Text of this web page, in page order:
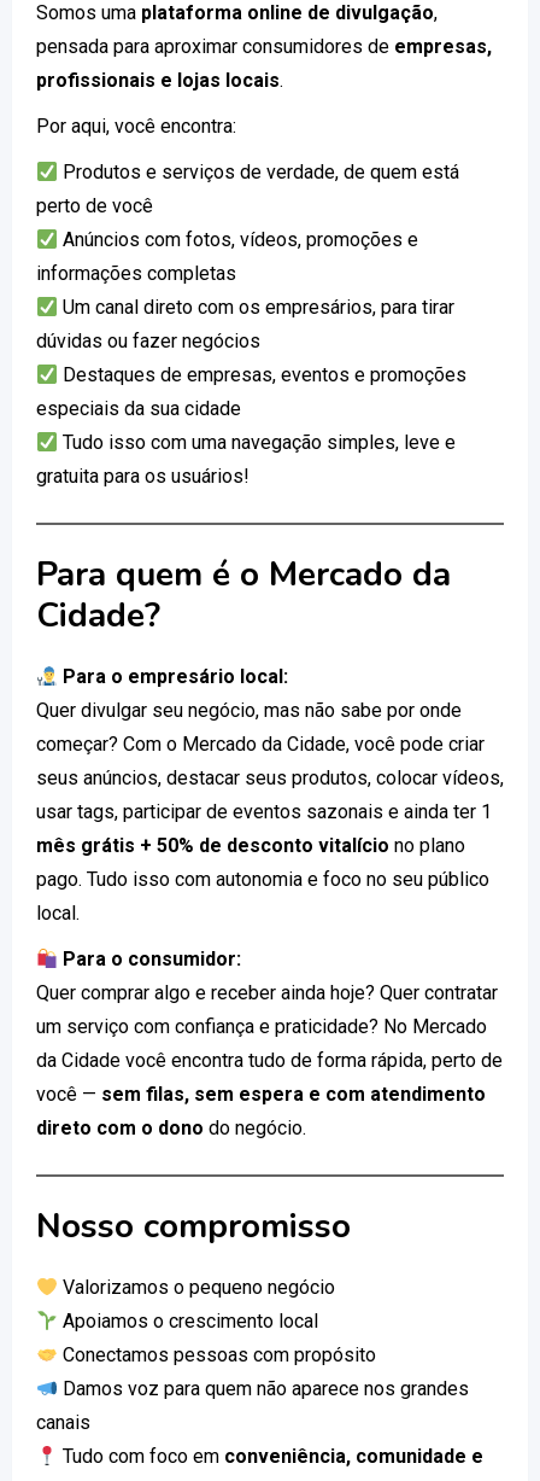
Somos uma plataforma online de divulgação,
pensada para aproximar consumidores de empresas,
profissionais e lojas locais.
Por aqui, você encontra:
Produtos e serviços de verdade, de quem está
perto de você
Anúncios com fotos, vídeos, promoções e
informações completas
Um canal direto com os empresários, para tirar
dúvidas ou fazer negócios
Destaques de empresas, eventos e promoções
especiais da sua cidade
Tudo isso com uma navegação simples, leve e
gratuita para os usuários!
Para quem é o Mercado da
Cidade?
Para o empresário local:
Quer divulgar seu negócio, mas não sabe por onde
começar? Com o Mercado da Cidade, você pode criar
seus anúncios, destacar seus produtos, colocar vídeos,
usar tags, participar de eventos sazonais e ainda ter 1
mês grátis + 50% de desconto vitalício no plano
pago. Tudo isso com autonomia e foco no seu público
local.
Para o consumidor:
Quer comprar algo e receber ainda hoje? Quer contratar
um serviço com confiança e praticidade? No Mercado
da Cidade você encontra tudo de forma rápida, perto de
você — sem filas, sem espera e com atendimento
direto com o dono do negócio.
Nosso compromisso
Valorizamos o pequeno negócio
Apoiamos o crescimento local
Conectamos pessoas com propósito
Damos voz para quem não aparece nos grandes
canais
Tudo com foco em conveniência, comunidade e